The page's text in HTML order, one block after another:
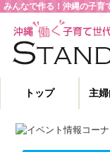
みんなで作る！沖縄の子育
主婦特化型の求人情報と
沖縄の子育て世代、働く
トップ 主